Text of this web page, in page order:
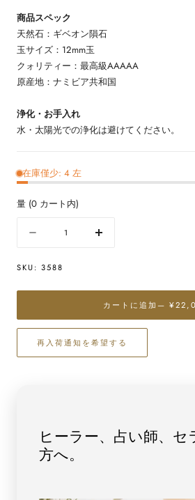
商品スペック
天然石：ギベオン隕石
玉サイズ：12mm玉
クォリティー：最高級AAAAA
原産地：ナミビア共和国
浄化・お手入れ
水・太陽光での浄化は避けてください。
在庫僅少: 4 左
量 (0 カート内)
を
減
す
オ
ン
隕
[ナ
数
増
や
す
ン
[ナ
SKU: 3588
カートに追加—
再入荷通知を希望する
ヒーラー、占い師、セ
方へ。